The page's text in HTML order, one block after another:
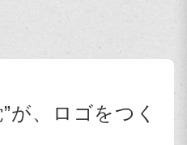
が、ロゴをつく